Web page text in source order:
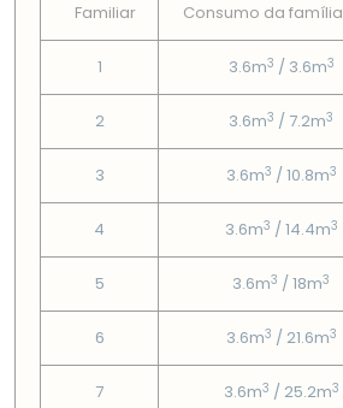
Familiar
Consumo da famí­lia
1 3.6m3 / 3.6m3
2 3.6m3 / 7.2m3
3 3.6m3 / 10.8m3
4 3.6m3 / 14.4m3
5 3.6m3 / 18m3
6 3.6m3 / 21.6m3
7 3.6m3 / 25.2m3